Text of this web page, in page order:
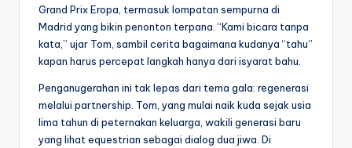
Grand Prix Eropa, termasuk lompatan sempurna di
Madrid yang bikin penonton terpana. “Kami bicara tanpa
kata,” ujar Tom, sambil cerita bagaimana kudanya “tahu”
kapan harus percepat langkah hanya dari isyarat bahu.
Penganugerahan ini tak lepas dari tema gala: regenerasi
melalui partnership. Tom, yang mulai naik kuda sejak usia
lima tahun di peternakan keluarga, wakili generasi baru
yang lihat equestrian sebagai dialog dua jiwa. Di